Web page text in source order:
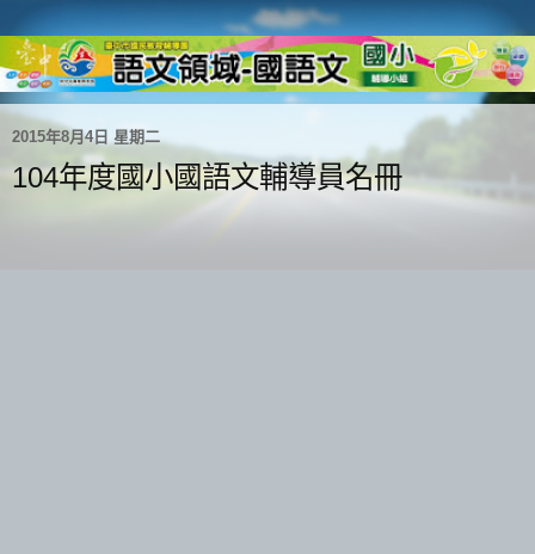
2015年8月4日 星期二
104年度國小國語文輔導員名冊